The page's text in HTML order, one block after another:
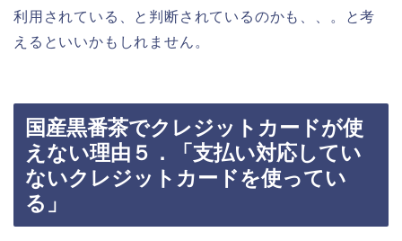
利用されている、と判断されているのかも、、。と考
えるといいかもしれません。
国産黒番茶でクレジットカードが使
えない理由５．「支払い対応してい
ないクレジットカードを使ってい
る」